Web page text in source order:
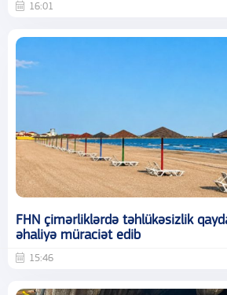
16:01
FHN çimərliklərdə təhlükəsizlik
əhaliyə müraciət edib
15:46